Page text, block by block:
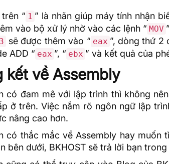
“ 1 ” là nhãn giúp máy tính nhận
vào bộ xử lý nhờ vào các lệnh “ MOV
3 sẽ được thêm vào “ eax ”, dòng thứ 2
ADD “ eax ”, “ ebx ” và kết quả của
kết về Assembly
có đam mê với lập trình thì không
ở trên. Việc nắm rõ ngôn ngữ lập
nâng cao hơn.
có thắc mắc về Assembly hay muốn
bên dưới, BKHOST sẽ trả lời bạn